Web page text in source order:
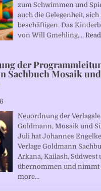
zum Schwimmen und
auch die Gelegenheit,
beschäftigen. Das
von Will Gmehling,…
der
Sachbuch Mosaik
Neuordnung der
Goldmann, Mosaik und
Juli hat Johannes
Verlage Goldmann
Arkana, Kailash,
übernommen und
more…